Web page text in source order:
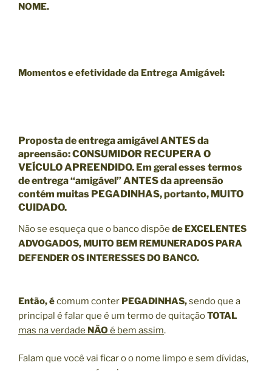
NOME.
Momentos e efetividade da Entrega Amigável:
Proposta de entrega amigável ANTES da
apreensão: CONSUMIDOR RECUPERA O
VEÍCULO APREENDIDO. Em geral esses termos
de entrega “amigável” ANTES da apreensão
contém muitas PEGADINHAS, portanto, MUITO
CUIDADO.
Não se esqueça que o banco dispõe de EXCELENTES
ADVOGADOS, MUITO BEM REMUNERADOS PARA
DEFENDER OS INTERESSES DO BANCO.
Então, écomum conter PEGADINHAS,sendo que a
principal é falar que é um termo de quitaçãoTOTAL
mas na verdade NÃO é bem assim.
Falam que você vai ficar o o nome limpo e sem dívidas,